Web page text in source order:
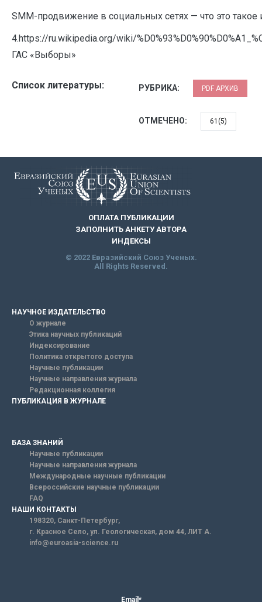
SMM-продвижение в социальных сетях — что это такое
4.https://ru.wikipedia.org/wiki/
ГАС «Выборы»
Список литературы: РУБРИКА: PDF АРХИВ
ОТМЕЧЕНО: 61(5)
ОПЛАТА ПУБЛИКАЦИИ
ЗАПОЛНИТЬ АНКЕТУ АВТОРА
ИНДЕКСЫ
© 2022 Евразийский Союз Ученых.
All Rights Reserved.
НАУЧНОЕ ИЗДАТЕЛЬСТВО
О журнале
Этика научных публикаций
Индексирование
Политика открытого доступа
Научные публикации
Научные направления журнала
Редакционная коллегия
ПУБЛИКАЦИЯ В ЖУРНАЛЕ
БАЗА ЗНАНИЙ
Научные публикации
Научные направления журнала
Международные научные публикации
Всероссийские научные публикации
FAQ
НАШИ КОНТАКТЫ
198320, Санкт-Петербург,
г. Красное Село, ул. Геологическая, дом 44, ЛИТ А.
info@euroasia-science.ru
Email*